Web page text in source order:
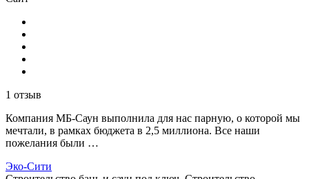
1 отзыв
Компания МБ-Саун выполнила для нас парную, о которой мы
мечтали, в рамках бюджета в 2,5 миллиона. Все наши
пожелания были …
Эко-Сити